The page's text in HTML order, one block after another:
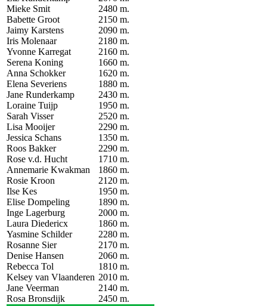
Mieke Smit
2480 m.
Babette Groot
2150 m.
Jaimy Karstens
2090 m.
Iris Molenaar
2180 m.
Yvonne Karregat
2160 m.
Serena Koning
1660 m.
Anna Schokker
1620 m.
Elena Severiens
1880 m.
Jane Runderkamp
2430 m.
Loraine Tuijp
1950 m.
Sarah Visser
2520 m.
Lisa Mooijer
2290 m.
Jessica Schans
1350 m.
Roos Bakker
2290 m.
Rose v.d. Hucht
1710 m.
Annemarie Kwakman
1860 m.
Rosie Kroon
2120 m.
Ilse Kes
1950 m.
Elise Dompeling
1890 m.
Inge Lagerburg
2000 m.
Laura Diedericx
1860 m.
Yasmine Schilder
2280 m.
Rosanne Sier
2170 m.
Denise Hansen
2060 m.
Rebecca Tol
1810 m.
Kelsey van Vlaanderen 2010 m.
Jane Veerman
2140 m.
Rosa Bronsdijk
2450 m.